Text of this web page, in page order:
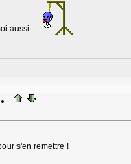
aussi ...
s'en remettre !